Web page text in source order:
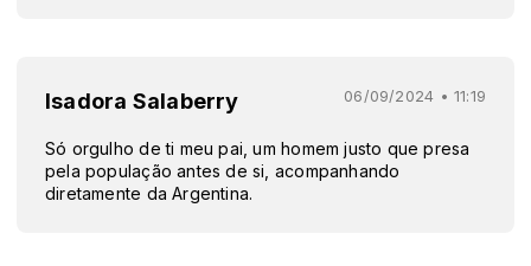
Isadora Salaberry 06/09/2024 • 11:19
Só orgulho de ti meu pai, um homem justo que presa
pela população antes de si, acompanhando
diretamente da Argentina.